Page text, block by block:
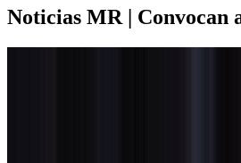
Noticias MR | Convocan